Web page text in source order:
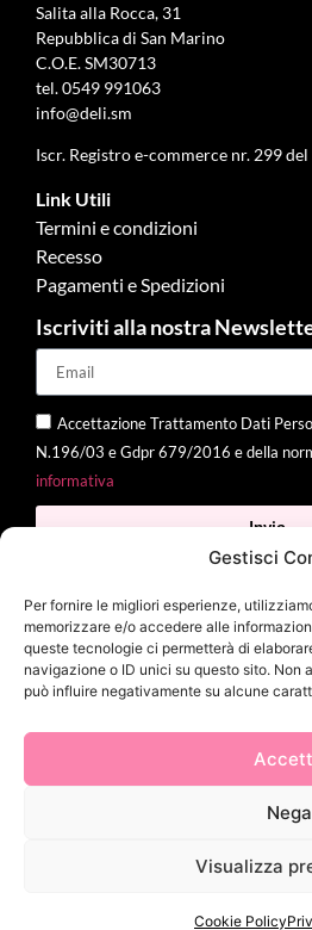
Gestisci
Per fornire le migliori esperienze,
memorizzare e/o accedere alle
queste tecnologie ci permetterà di
navigazione o ID unici su questo sito. Non
può influire negativamente su alcune
Nega
Visualizza
Cookie Policy
Salita alla Rocca, 31
Repubblica di San Marino
C.O.E. SM30713
tel.0549 991063
info@deli.sm
Iscr. Registro e-commerce nr. 299
Link Utili
Termini e condizioni
Recesso
Pagamenti e Spedizioni
Iscriviti alla nostra
Accettazione Trattamento Dati
N.196/03 e Gdpr 679/2016 e della
informativa
Invia
2025 Delì |Privacy Policy|Cookie
Mina